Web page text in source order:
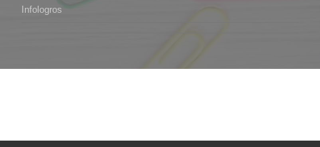
Infologros